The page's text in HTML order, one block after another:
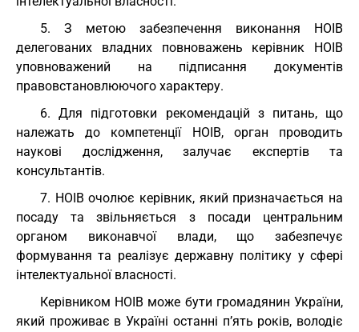
5. З метою забезпечення виконання НОІВ
делегованих владних повноважень керівник НОІВ
уповноважений на підписання документів
правовстановлюючого характеру.
6. Для підготовки рекомендацій з питань, що
належать до компетенції НОІВ, орган проводить
наукові дослідження, залучає експертів та
консультантів.
7. НОІВ очолює керівник, який призначається на
посаду та звільняється з посади центральним
органом виконавчої влади, що забезпечує
формування та реалізує державну політику у сфері
інтелектуальної власності.
Керівником НОІВ може бути громадянин України,
який проживає в Україні останні п’ять років, володіє